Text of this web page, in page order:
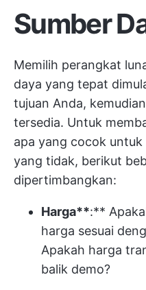
Sumber
Memilih perangkat
daya yang tepat
tujuan Anda,
tersedia. Untuk
apa yang cocok
yang tidak, berikut
dipertimbangkan:
Harga**:**
harga sesuai
Apakah harga
balik demo?